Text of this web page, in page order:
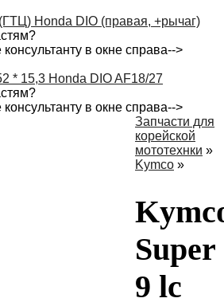
Honda DIO (правая, +рычаг)
в окне справа-->
* 15,3 Honda DIO AF18/27
в окне справа-->
Запчасти для
корейской
мототехнки »
Kymco »
Super
9 lc